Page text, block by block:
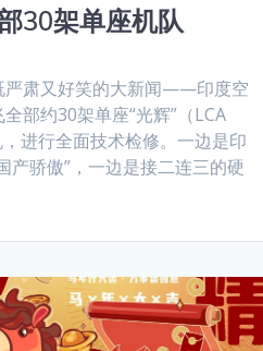
30架单座机队
严肃又好笑的大新闻——印度空
部约30架单座“光辉”（LCA
进行全面技术检修。一边是印
产骄傲”，一边是接二连三的硬